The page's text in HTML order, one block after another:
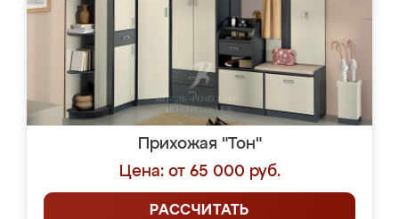
Прихожая "Тон"
Цена: от 65 000 руб.
РАССЧИТАТЬ